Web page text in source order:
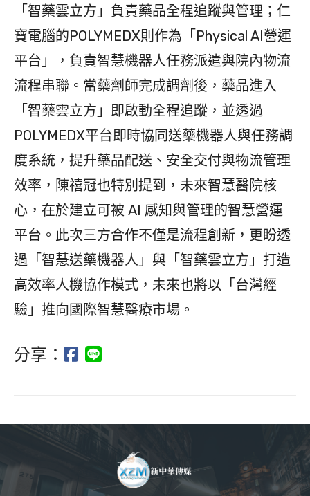
「智藥雲立方」負責藥品全程追蹤與管理；仁
寶電腦的POLYMEDX則作為「Physical AI營運
平台」，負責智慧機器人任務派遣與院內物流
流程串聯。當藥劑師完成調劑後，藥品進入
「智藥雲立方」即啟動全程追蹤，並透過
POLYMEDX平台即時協同送藥機器人與任務調
度系統，提升藥品配送、安全交付與物流管理
效率，陳禧冠也特別提到，未來智慧醫院核
心，在於建立可被 AI 感知與管理的智慧營運
平台。此次三方合作不僅是流程創新，更盼透
過「智慧送藥機器人」與「智藥雲立方」打造
高效率人機協作模式，未來也將以「台灣經
驗」推向國際智慧醫療市場。
分享：